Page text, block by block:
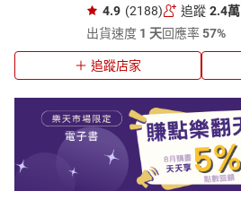
4.9 (2188) 追蹤 2.4萬
出貨速度 1 天回應率57%
追蹤店家